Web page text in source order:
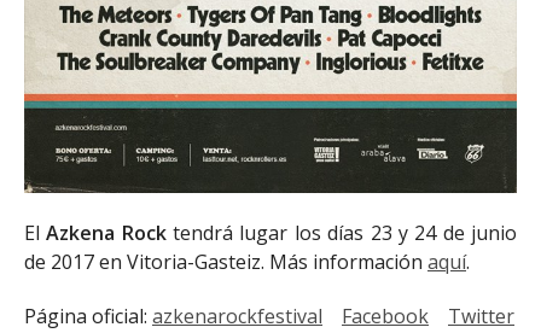
ElAzkena Rocktendrá lugar los días 23 y 24 de junio
de 2017 en Vitoria-Gasteiz. Más información aquí.
Página oficial: azkenarockfestival Facebook Twitter